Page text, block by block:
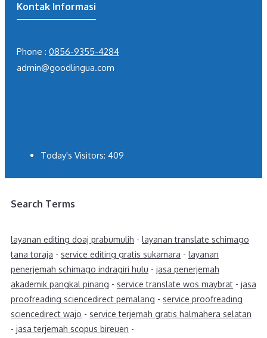
Kontak Informasi
Phone : 0856-9355-4284
admin@goodlingua.com
Today's Visitors: 409
Search Terms
layanan editing doaj prabumulih - layanan translate schimago
tana toraja - service editing gratis sukamara - layanan
penerjemah schimago indragiri hulu - jasa penerjemah
akademik pangkal pinang - service translate wos maybrat - jasa
proofreading sciencedirect pemalang - service proofreading
sciencedirect wajo - service terjemah gratis halmahera selatan
- jasa terjemah scopus bireuen -